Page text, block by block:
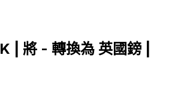
| 將 - 轉換為 英國鎊 |